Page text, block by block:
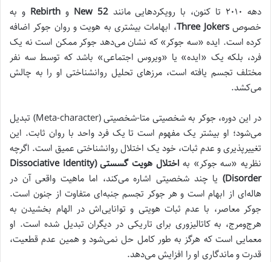
دهه ۲۰۱۰ تا کنون، با رویکردهایی مانند New 52 وRebirth و به
خصوصThree Jokers، ابهامات بیشتری به هویت و روان جوکر اضافه
کرده است. ایده «سه جوکر» که نشان می‌دهد جوکر ممکن است نه یک
فرد، بلکه یک «ایده» یا «ویروس اجتماعی» باشد که توسط سه نفر
مختلف تجسم یافته است، مرزهای تحلیل روانشناختی او را به چالش
می‌کشد.
در این دوره، جوکر به شخصیتی متا-شخصیتی (Meta-character) تبدیل
می‌شود؛ او بیشتر یک مفهوم است تا یک فرد واحد با روان ثابت. این
تغییرپذیری و عدم ثبات، خود یک اختلال روانشناختی عمیق است. اگرچه
نظریه «سه جوکر» به
اختلال هویت گسستی (Dissociative Identity
Disorder) یا چند شخصیتی اشاره می‌کند، اما ماهیت واقعی آن در
هاله‌ای از ابهام است و هر جوکر تجسم جنبه‌ای متفاوت از جنون است.
جوکر معاصر، با عدم ثبات هویتی و توانایی‌اش در الهام بخشیدن به
هرج‌ومرج، به کاتالیزوری برای تاریکی در دیگران تبدیل شده است. او
معمایی است که هرگز به طور کامل حل نمی‌شود و همین عدم قطعیت،
قدرت و ماندگاری او را افزایش می‌دهد.